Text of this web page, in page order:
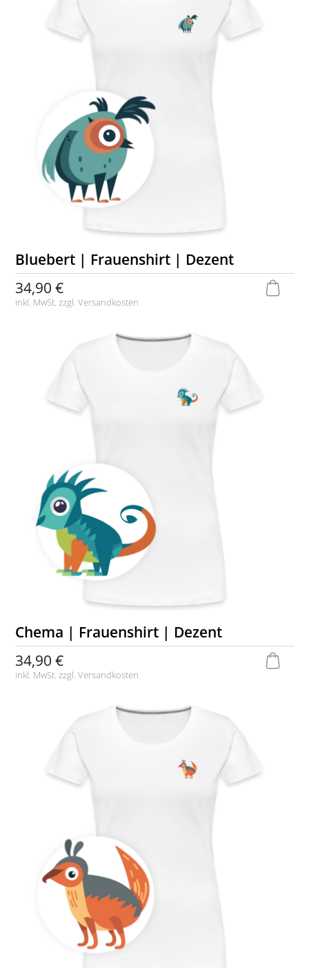
Bluebert | Frauenshirt | Dezent
34,90 €
inkl. MwSt. zzgl.Versandkosten
Chema | Frauenshirt | Dezent
34,90 €
inkl. MwSt. zzgl.Versandkosten